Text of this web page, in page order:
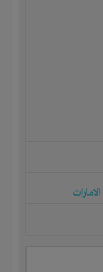
الامارات